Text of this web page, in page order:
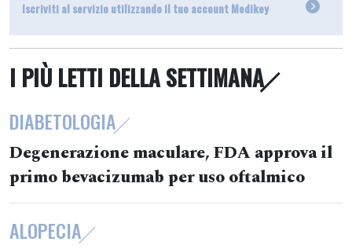
Iscriviti al servizio utilizzando il tuo account Medikey
I PIÙ LETTI DELLA SETTIMANA
DIABETOLOGIA
Degenerazione maculare, FDA approva il
primo bevacizumab per uso oftalmico
ALOPECIA